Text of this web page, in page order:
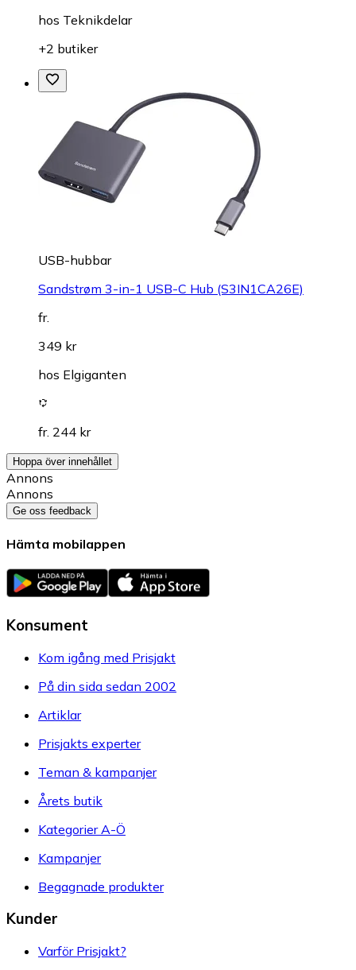
hos Teknikdelar
+2 butiker
USB-hubbar
Sandstrøm 3-in-1 USB-C Hub (S3IN1CA26E)
fr.
349 kr
hos Elgiganten
fr. 244 kr
Hoppa över innehållet
Annons
Annons
Ge oss feedback
Hämta mobilappen
Konsument
Kom igång med Prisjakt
På din sida sedan 2002
Artiklar
Prisjakts experter
Teman & kampanjer
Årets butik
Kategorier A-Ö
Kampanjer
Begagnade produkter
Kunder
Varför Prisjakt?